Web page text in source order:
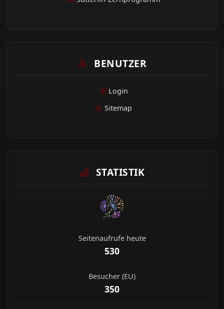
BENUTZER
Login
Sitemap
STATISTIK
Seitenaufrufe heute
530
Besucher (EU)
350